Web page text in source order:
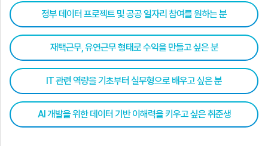
정부 데이터 프로젝트 및 공공 일자리 참여를 원하는 분
재택근무, 유연근무 형태로 수익을 만들고 싶은 분
IT 관련 역량을 기초부터 실무형으로 배우고 싶은 분
AI 개발을 위한 데이터 기반 이해력을 키우고 싶은 취준생